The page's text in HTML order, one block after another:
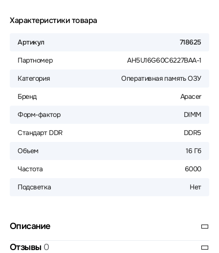
Характеристики товара
Артикул 718625
Партномер AH5U16G60C6227BAA-1
Категория Оперативная память ОЗУ
Бренд Apacer
Форм-фактор DIMM
Стандарт DDR DDR5
Объем 16 Гб
Частота 6000
Подсветка Нет
Описание
Отзывы 0